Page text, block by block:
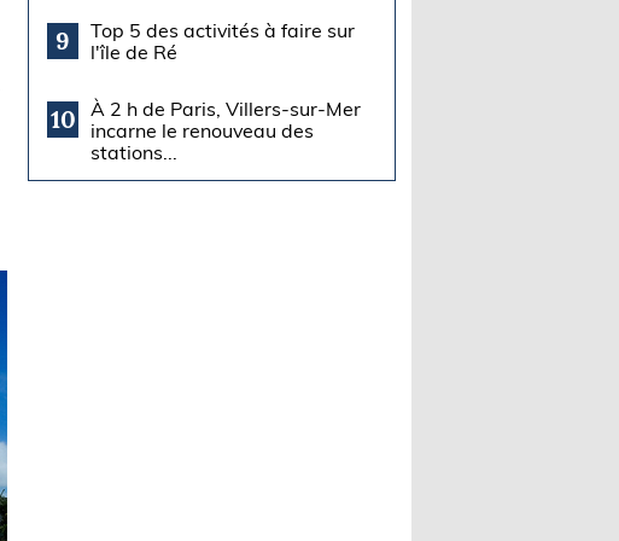
9
Top 5 des activités à faire sur
l'île de Ré
10
À 2 h de Paris, Villers-sur-Mer
incarne le renouveau des
stations...